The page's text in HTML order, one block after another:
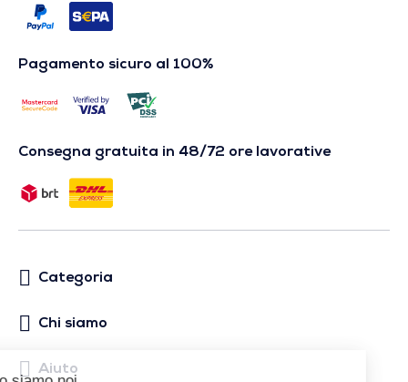
Pagamento sicuro al 100%
Consegna gratuita in 48/72 ore lavorative
Categoria
Chi siamo
Aiuto